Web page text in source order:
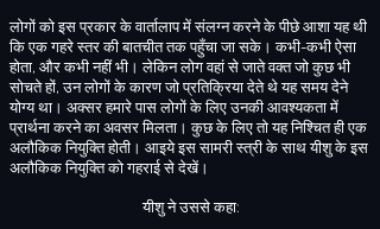
लोगों को इस प्रकार के वार्तालाप में संलग्न करने के पीछे आशा यह थी
कि एक गहरे स्तर की बातचीत तक पहुँचा जा सके । कभी-कभी ऐसा
होता, और कभी नहीं भी । लेकिन लोग वहां से जाते वक्त जो कुछ भी
सोचते हों,उन लोगों के कारण जो प्रतिक्रिया देते थे यह समय देने
योग्य था। अक्सर हमारे पास लोगों के लिए उनकी आवश्यकता में
प्रार्थना करने का अवसर मिलता। कुछ के लिए तो यह निश्चित ही एक
अलौकिकनियुक्तिहोती । आइये इस सामरी स्त्री के साथ यीशु के इस
अलौकिकनियुक्ति को गहराई से देखें।
यीशु ने उससे कहा: